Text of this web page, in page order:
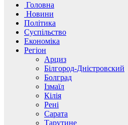
Головна
Новини
Політика
Суспільство
Економіка
Регіон
Арциз
Білгород-Дністровский
Болград
Ізмаїл
Кілія
Рені
Сарата
Тарутине